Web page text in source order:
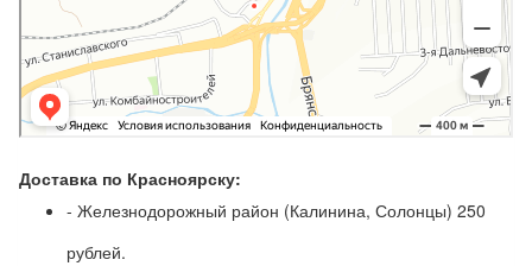
Доставка по Красноярску:
- Железнодорожный район (Калинина, Солонцы) 250
рублей.